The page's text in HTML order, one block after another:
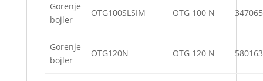
Gorenje
bojler
OTG100SLSIM OTG 100 N 347065
Gorenje
bojler
OTG120N OTG 120 N 580163